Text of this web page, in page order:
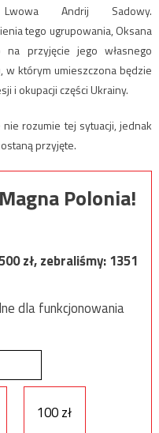
Andrij Sadowy.
tego ugrupowania, Oksana
na przyjęcie jego własnego
w którym umieszczona będzie
i okupacji części Ukrainy.
rozumie tej sytuacji, jednak
przyjęte.
Polonia!
zł, zebraliśmy:1351
dla funkcjonowania
100 zł